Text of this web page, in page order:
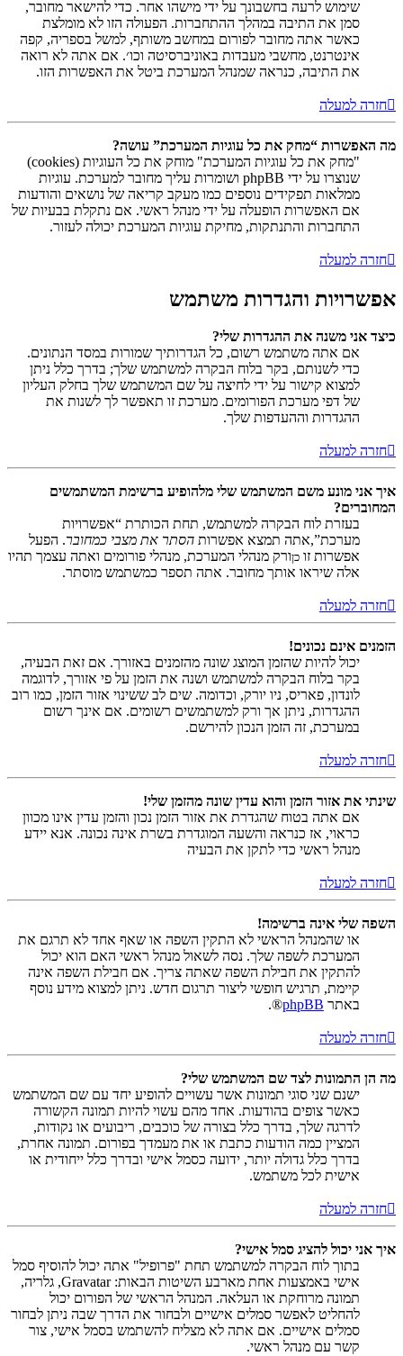
שימוש לרעה בחשבונך על ידי מישהו אחר. כדי להישאר מחובר,
סמן את התיבה במהלך ההתחברות. הפעולה הזו לא מומלצת
כאשר אתה מחובר לפורום במחשב משותף, למשל בספריה, קפה
אינטרנט, מחשבי מעבדות באוניברסיטה וכו׳. אם אתה לא רואה
את התיבה, כנראה שמנהל המערכת ביטל את האפשרות הזו.
חזרה למעלה
מה האפשרות “מחק את כל עוגיות המערכת” עושה?
"מחק את כל עוגיות המערכת" מוחק את כל העוגיות (cookies)
שנוצרו על ידי phpBB ושומרות עליך מחובר למערכת. עוגיות
ממלאות תפקידים נוספים כמו מעקב קריאה של נושאים והודעות
אם האפשרות הופעלה על ידי מנהל ראשי. אם נתקלת בבעיות של
התחברות והתנתקות, מחיקת עוגיות המערכת יכולה לעזור.
חזרה למעלה
אפשרויות והגדרות משתמש
כיצד אני משנה את ההגדרות שלי?
אם אתה משתמש רשום, כל הגדרותיך שמורות במסד הנתונים.
כדי לשנותם, בקר בלוח הבקרה למשתמש שלך; בדרך כלל ניתן
למצוא קישור על ידי לחיצה על שם המשתמש שלך בחלק העליון
של דפי מערכת הפורומים. מערכת זו תאפשר לך לשנות את
ההגדרות וההעדפות שלך.
חזרה למעלה
איך אני מונע משם המשתמש שלי מלהופיע ברשימת המשתמשים
המחוברים?
בעזרת לוח הבקרה למשתמש, תחת הכותרת “אפשרויות
מערכת”,אתה תמצא אפשרות הסתר את מצבי כמחובר. הפעל
אפשרות זו כןורק מנהלי המערכת, מנהלי פורומים ואתה עצמך תהיו
אלה שיראו אותך מחובר. אתה תספר כמשתמש מוסתר.
חזרה למעלה
הזמנים אינם נכונים!
יכול להיות שהזמן המוצג שונה מהזמנים באזורך. אם זאת הבעיה,
בקר בלוח הבקרה למשתמש ושנה את הזמן על פי אזורך, לדוגמה
לונדון, פאריס, ניו יורק, וכדומה. שים לב ששינוי אזור הזמן, כמו רוב
ההגדרות, ניתן אך ורק למשתמשים רשומים. אם אינך רשום
במערכת, זה הזמן הנכון להירשם.
חזרה למעלה
שינתי את אזור הזמן והוא עדין שונה מהזמן שלי!
אם אתה בטוח שהגדרת את אזור הזמן נכון והזמן עדין אינו מכוון
כראוי, אז כנראה והשעה המוגדרת בשרת אינה נכונה. אנא יידע
מנהל ראשי כדי לתקן את הבעיה
חזרה למעלה
השפה שלי אינה ברשימה!
או שהמנהל הראשי לא התקין השפה או שאף אחד לא תרגם את
המערכת לשפה שלך. נסה לשאול מנהל ראשי האם הוא יכול
להתקין את חבילת השפה שאתה צריך. אם חבילת השפה אינה
קיימת, תרגיש חופשי ליצור תרגום חדש. ניתן למצוא מידע נוסף
באתר phpBB
®.
חזרה למעלה
מה הן התמונות לצד שם המשתמש שלי?
ישנם שני סוגי תמונות אשר עשויים להופיע יחד עם שם המשתמש
כאשר צופים בהודעות. אחד מהם עשוי להיות תמונה הקשורה
לדרגה שלך, בדרך כלל בצורה של כוכבים, ריבועים או נקודות,
המציין כמה הודעות כתבת או את מעמדך בפורום. תמונה אחרת,
בדרך כלל גדולה יותר, ידועה כסמל אישי ובדרך כלל ייחודית או
אישית לכל משתמש.
חזרה למעלה
איך אני יכול להציג סמל אישי?
בתוך לוח הבקרה למשתמש תחת "פרופיל" אתה יכול להוסיף סמל
אישי באמצעות אחת מארבע השיטות הבאות: Gravatar, גלריה,
תמונה מרוחקת או העלאה. המנהל הראשי של הפורום יכול
להחליט לאפשר סמלים אישיים ולבחור את הדרך שבה ניתן לבחור
סמלים אישיים. אם אתה לא מצליח להשתמש בסמל אישי, צור
קשר עם מנהל ראשי.